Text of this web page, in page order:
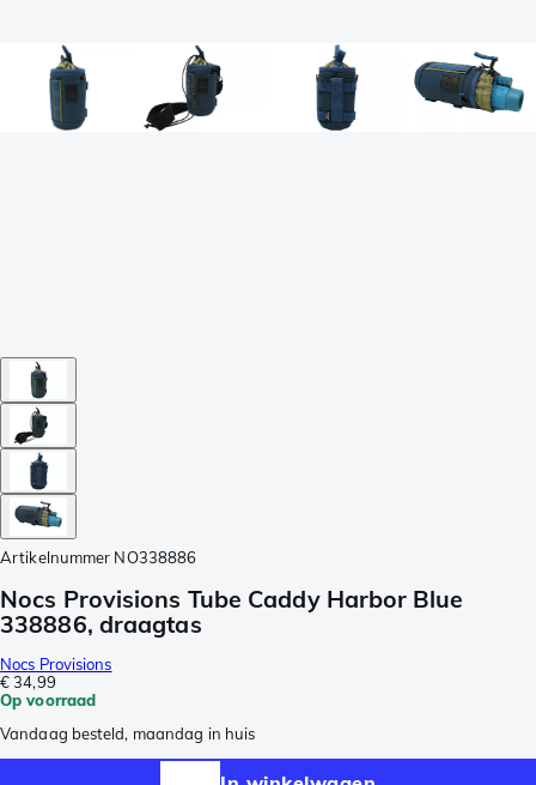
Artikelnummer NO338886
Nocs Provisions Tube Caddy Harbor Blue
338886, draagtas
Nocs Provisions
€ 34,99
Op voorraad
Vandaag besteld, maandag in huis